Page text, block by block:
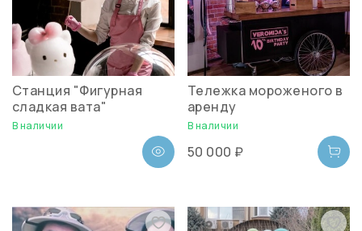
Станция "Фигурная
сладкая вата"
В наличии
Тележка мороженого в
аренду
В наличии
50 000 ₽